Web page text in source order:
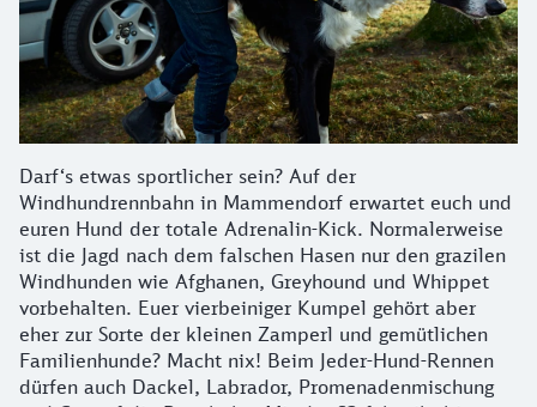
Darf‘s etwas sportlicher sein? Auf der
Windhundrennbahn in Mammendorf erwartet euch und
euren Hund der totale Adrenalin-Kick. Normalerweise
ist die Jagd nach dem falschen Hasen nur den grazilen
Windhunden wie Afghanen, Greyhound und Whippet
vorbehalten. Euer vierbeiniger Kumpel gehört aber
eher zur Sorte der kleinen Zamperl und gemütlichen
Familienhunde? Macht nix! Beim Jeder-Hund-Rennen
dürfen auch Dackel, Labrador, Promenadenmischung